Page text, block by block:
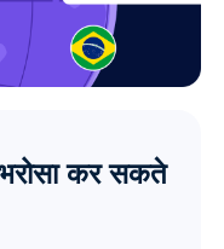
कर सकते